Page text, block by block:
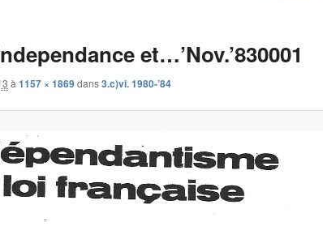
et…’Nov.’830001
à 1157 × 1869dans3.c)vi. 1980-’84